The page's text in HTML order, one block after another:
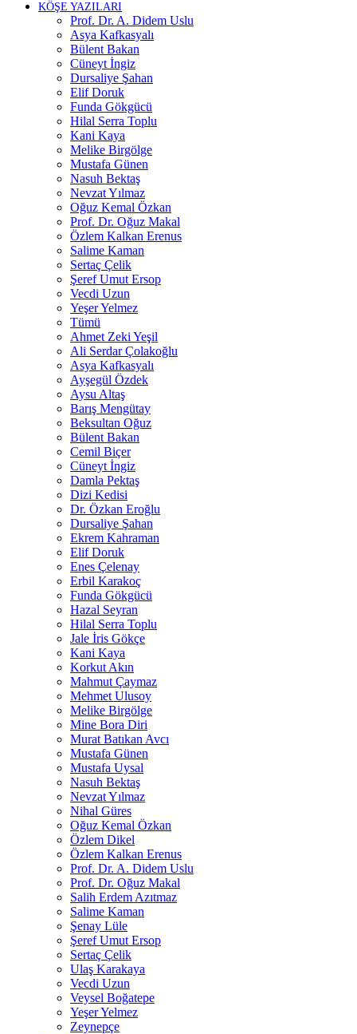
KÖŞE YAZILARI
Prof. Dr. A. Didem Uslu
Asya Kafkasyalı
Bülent Bakan
Cüneyt İngiz
Dursaliye Şahan
Elif Doruk
Funda Gökgücü
Hilal Serra Toplu
Kani Kaya
Melike Birgölge
Mustafa Günen
Nasuh Bektaş
Nevzat Yılmaz
Oğuz Kemal Özkan
Prof. Dr. Oğuz Makal
Özlem Kalkan Erenus
Salime Kaman
Sertaç Çelik
Şeref Umut Ersop
Vecdi Uzun
Yeşer Yelmez
Tümü
Ahmet Zeki Yeşil
Ali Serdar Çolakoğlu
Asya Kafkasyalı
Ayşegül Özdek
Aysu Altaş
Barış Mengütay
Beksultan Oğuz
Bülent Bakan
Cemil Biçer
Cüneyt İngiz
Damla Pektaş
Dizi Kedisi
Dr. Özkan Eroğlu
Dursaliye Şahan
Ekrem Kahraman
Elif Doruk
Enes Çelenay
Erbil Karakoç
Funda Gökgücü
Hazal Seyran
Hilal Serra Toplu
Jale İris Gökçe
Kani Kaya
Korkut Akın
Mahmut Çaymaz
Mehmet Ulusoy
Melike Birgölge
Mine Bora Diri
Murat Batıkan Avcı
Mustafa Günen
Mustafa Uysal
Nasuh Bektaş
Nevzat Yılmaz
Nihal Güres
Oğuz Kemal Özkan
Özlem Dikel
Özlem Kalkan Erenus
Prof. Dr. A. Didem Uslu
Prof. Dr. Oğuz Makal
Salih Erdem Azıtmaz
Salime Kaman
Şenay Lüle
Şeref Umut Ersop
Sertaç Çelik
Ulaş Karakaya
Vecdi Uzun
Veysel Boğatepe
Yeşer Yelmez
Zeynepçe